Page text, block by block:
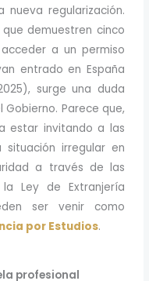
regularización.
demuestren cinco
a un permiso
entrado en España
surge una duda
Parece que,
estar invitando a las
irregular en
a través de las
Ley de Extranjería
ser venir como
por Estudios.
profesional